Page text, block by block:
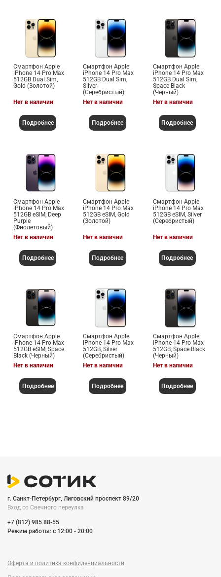
Смартфон Apple
iPhone 14 Pro Max
512GB Dual Sim,
Gold (Золотой)
Нет в наличии
Подробнее
Смартфон Apple
iPhone 14 Pro Max
512GB Dual Sim,
Silver
(Серебристый)
Нет в наличии
Подробнее
Смартфон Apple
iPhone 14 Pro Max
512GB Dual Sim,
Space Black
(Черный)
Нет в наличии
Подробнее
Смартфон Apple
iPhone 14 Pro Max
512GB eSIM, Deep
Purple
(Фиолетовый)
Нет в наличии
Подробнее
Смартфон Apple
iPhone 14 Pro Max
512GB eSIM, Gold
(Золотой)
Нет в наличии
Подробнее
Смартфон Apple
iPhone 14 Pro Max
512GB eSIM, Silver
(Серебристый)
Нет в наличии
Подробнее
Смартфон Apple
iPhone 14 Pro Max
512GB eSIM, Space
Black (Черный)
Нет в наличии
Подробнее
Смартфон Apple
iPhone 14 Pro Max
512GB, Silver
(Серебристый)
Нет в наличии
Подробнее
Смартфон Apple
iPhone 14 Pro Max
512GB, Space Black
(Черный)
Нет в наличии
Подробнее
г. Санкт-Петербург, Лиговский проспект 89/20
Вход со Cвечного переулка
+7 (812) 985 88-55
Режим работы: c 12:00 - 20:00
Оферта и политика конфиденциальности